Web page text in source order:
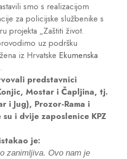
smo s realizacijom
za policijske službenike s
projekta „Zaštiti život.
uz podršku
iz Hrvatske Ekumenska
.
predstavnici
Mostar i Čapljina, tj.
i Jug), Prozor-Rama i
i dvije zaposlenice KPZ
je:
zanimljiva. Ovo nam je